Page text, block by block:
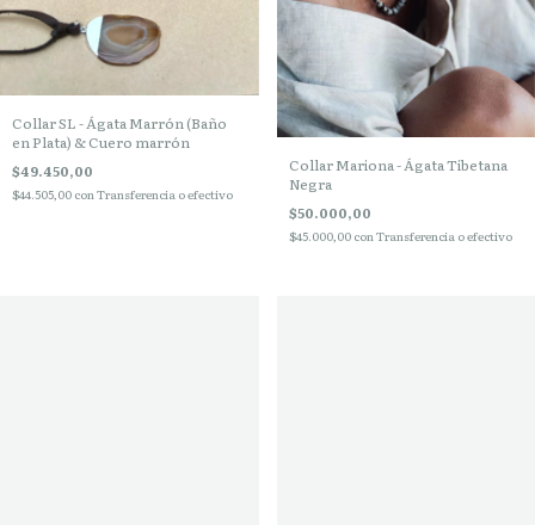
Collar SL - Ágata Marrón (Baño
en Plata) & Cuero marrón
$49.450,00
$44.505,00 con Transferencia o efectivo
Collar Mariona - Ágata Tibetana
Negra
$50.000,00
$45.000,00 conTransferencia o efectivo